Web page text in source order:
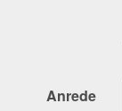
Anrede